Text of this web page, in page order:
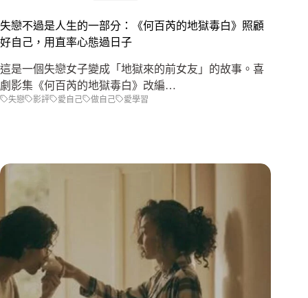
失戀不過是人生的一部分：《何百芮的地獄毒白》照顧
好自己，用直率心態過日子
這是一個失戀女子變成「地獄來的前女友」的故事。喜
劇影集《何百芮的地獄毒白》改編…
失戀 影評 愛自己 做自己 愛學習